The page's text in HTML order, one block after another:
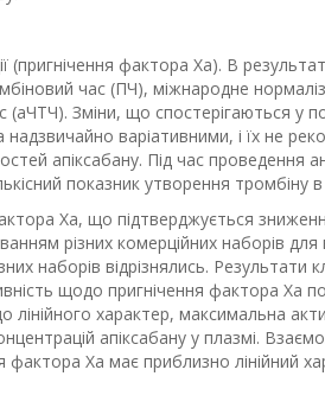
(пригнічення фактора Xa). В
час (ПЧ), міжнародне
Зміни, що спостерігаються у
варіативними, і їх не
апіксабану. Під час проведення
показник утворення тромбіну
Ха, що підтверджується
різних комерційних наборів
наборів відрізнялись. Результати
щодо пригнічення фактора Ха
характер, максимальна
апіксабану у плазмі.
фактора Ха має приблизно лінійний